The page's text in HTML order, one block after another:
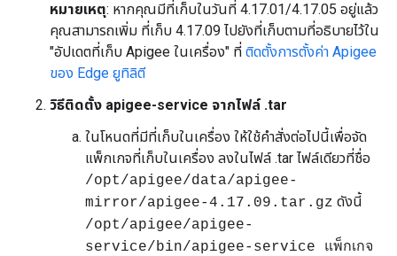
หมายเหตุ: หากคุณมีที่เก็บในวันที่ 4.17.01/4.17.05 อยู่แล้ว
คุณสามารถเพิ่ม ที่เก็บ 4.17.09 ไปยังที่เก็บตามที่อธิบายไว้ใน
"อัปเดตที่เก็บ Apigee ในเครื่อง" ที่ ติดตั้งการตั้งค่า Apigee
ของ Edge ยูทิลิตี
วิธีติดตั้ง apigee-service จากไฟล์ .tar
ในโหนดที่มีที่เก็บในเครื่อง ให้ใช้คำสั่งต่อไปนี้เพื่อจัด
แพ็กเกจที่เก็บในเครื่อง ลงในไฟล์ .tar ไฟล์เดียวที่ชื่อ
/opt/apigee/data/apigee-
mirror/apigee-4.17.09.tar.gz ดังนี้
/opt/apigee/apigee-
service/bin/apigee-service แพ็กเกจ